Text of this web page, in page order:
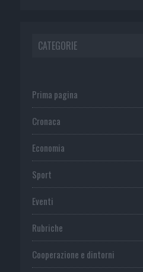
CATEGORIE
Prima pagina
Cronaca
Economia
Sport
Eventi
Rubriche
Cooperazione e dintorni